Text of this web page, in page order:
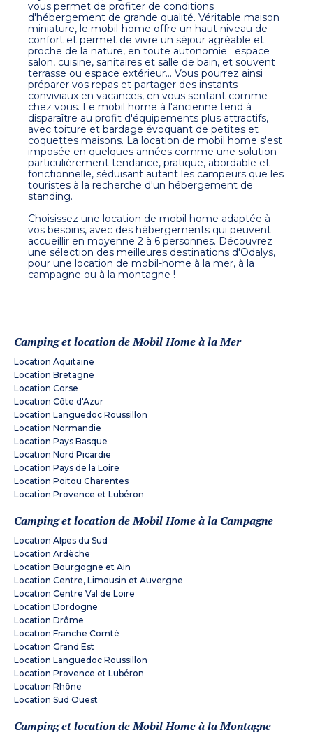
vous permet de profiter de conditions
d'hébergement de grande qualité. Véritable maison
miniature, le mobil-home offre un haut niveau de
confort et permet de vivre un séjour agréable et
proche de la nature, en toute autonomie : espace
salon, cuisine, sanitaires et salle de bain, et souvent
terrasse ou espace extérieur… Vous pourrez ainsi
préparer vos repas et partager des instants
conviviaux en vacances, en vous sentant comme
chez vous. Le mobil home à l'ancienne tend à
disparaître au profit d'équipements plus attractifs,
avec toiture et bardage évoquant de petites et
coquettes maisons. La location de mobil home s'est
imposée en quelques années comme une solution
particulièrement tendance, pratique, abordable et
fonctionnelle, séduisant autant les campeurs que les
touristes à la recherche d'un hébergement de
standing.
Choisissez une location de mobil home adaptée à
vos besoins, avec des hébergements qui peuvent
accueillir en moyenne 2 à 6 personnes. Découvrez
une sélection des meilleures destinations d'Odalys,
pour une location de mobil-home à la mer, à la
campagne ou à la montagne !
Camping et location de Mobil Home à la Mer
Location Aquitaine
Location Bretagne
Location Corse
Location Côte d'Azur
Location Languedoc Roussillon
Location Normandie
Location Pays Basque
Location Nord Picardie
Location Pays de la Loire
Location Poitou Charentes
Location Provence et Lubéron
Camping et location de Mobil Home à la Campagne
Location Alpes du Sud
Location Ardèche
Location Bourgogne et Ain
Location Centre, Limousin et Auvergne
Location Centre Val de Loire
Location Dordogne
Location Drôme
Location Franche Comté
Location Grand Est
Location Languedoc Roussillon
Location Provence et Lubéron
Location Rhône
Location Sud Ouest
Camping et location de Mobil Home à la Montagne